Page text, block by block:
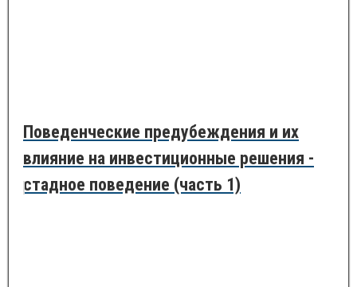
Поведенческие предубеждения и их
влияние на инвестиционные решения -
стадное поведение (часть 1)